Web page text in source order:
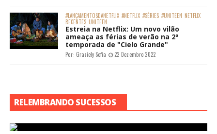
#LANÇAMENTOSDANETFLIX #NETFLIX #SÉRIES #UNITEEN NETFLIX
RECENTES UNITEEN
Estreia na Netflix: Um novo vilão
ameaça as férias de verão na 2ª
temporada de "Cielo Grande"
Por: Graziely Sofia 22 Dezembro 2022
RELEMBRANDO SUCESSOS